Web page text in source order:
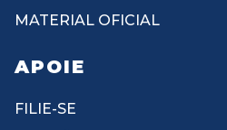
MATERIAL OFICIAL
APOIE
FILIE-SE